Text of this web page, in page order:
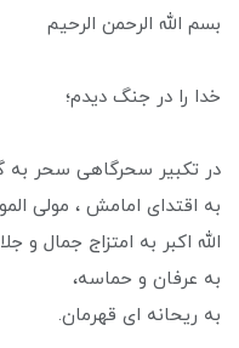
بسم الله الرحمن الرحیم
خدا را در جنگ دیدم؛
در تکبیر سحرگاهی سحر به
به اقتدای امامش ، مولی
الله اکبر به امتزاج جمال و
به عرفان و حماسه،
به ریحانه ای قهرمان.